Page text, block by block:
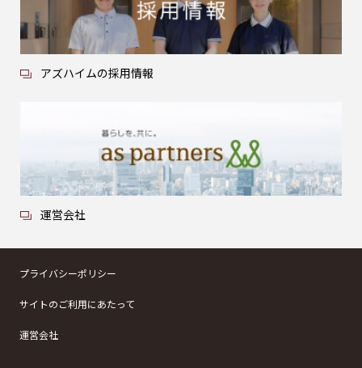
アズハイムの採用情報
運営会社
プライバシーポリシー
サイトのご利用にあたって
運営会社